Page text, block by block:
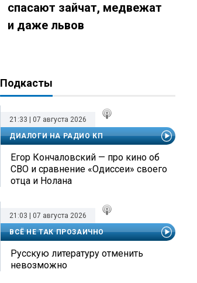
спасают зайчат, медвежат
и даже львов
Подкасты
21:33 | 07 августа 2026
ДИАЛОГИ НА РАДИО КП
Егор Кончаловский — про кино об
СВО и сравнение «Одиссеи» своего
отца и Нолана
21:03 | 07 августа 2026
ВСЁ НЕ ТАК ПРОЗАИЧНО
Русскую литературу отменить
невозможно